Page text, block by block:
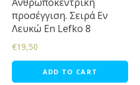
προσέγγιση. Σειρά Εν
Λευκώ En Lefko 8
€19,50
ADD TO CART